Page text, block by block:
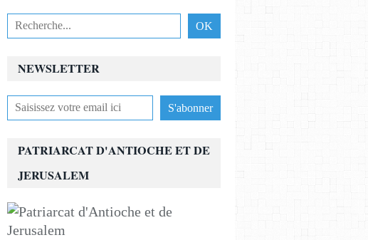
NEWSLETTER
PATRIARCAT D'ANTIOCHE ET DE
JERUSALEM